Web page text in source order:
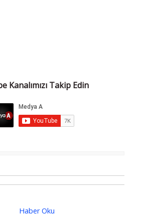
Kanalımızı Takip Edin
Haber Oku